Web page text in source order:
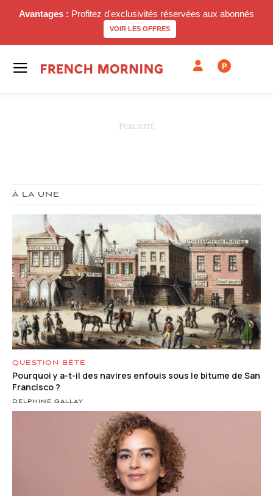
Avantages : Profitez d'exclusivités réservées aux abonnés
VOIR LES OFFRES
P
À LA UNE
QUESTION BÊTE
Pourquoi y a-t-il des navires enfouis sous le bitume de San
Francisco ?
DELPHINE GALLAY